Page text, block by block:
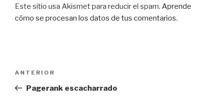
Este sitio usa Akismet para reducir el spam. Aprende
cómo se procesan los datos de tus comentarios.
entradas
Entrada
anterior:
ANTERIOR
Pagerank escacharrado